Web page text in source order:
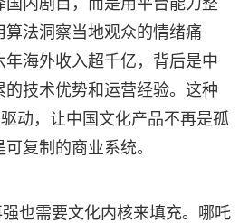
算法洞察当地观众的情绪痛
年海外收入超千亿，背后是中
的技术优势和运营经验。这种
动，让中国文化产品不再是孤
复制的商业系统。
也需要文化内核来填充。哪吒